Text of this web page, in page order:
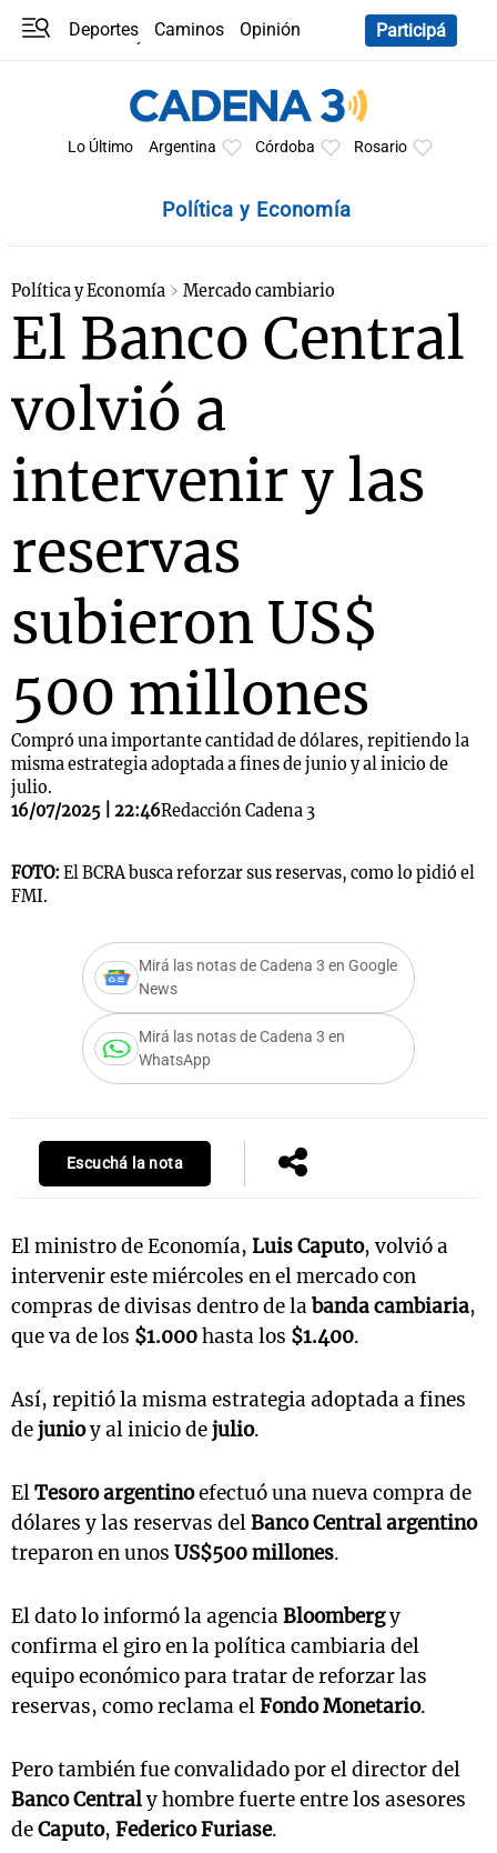
Deportes Caminos
Opinión
Participá
Lo Último Argentina Córdoba Rosario
Política y Economía
Política y Economía Mercado cambiario
El Banco Central
volvió a
intervenir y las
reservas
subieron US$
500 millones
Compró una importante cantidad de dólares, repitiendo la
misma estrategia adoptada a fines de junio y al inicio de
julio.
16/07/2025 | 22:46Redacción Cadena 3
FOTO: El BCRA busca reforzar sus reservas, como lo pidió el
FMI.
Mirá las notas de Cadena 3 en Google
News
Mirá las notas de Cadena 3 en
WhatsApp
Escuchá la nota
El ministro de Economía, Luis Caputo, volvió a
intervenir este miércoles en el mercado con
compras de divisas dentro de labanda cambiaria,
que va de los $1.000hasta los $1.400.
Así, repitió la misma estrategia adoptada a fines
dejunioy al inicio dejulio.
ElTesoro argentinoefectuó una nueva compra de
dólares y las reservas delBanco Central argentino
treparon en unos US$500 millones.
El dato lo informó la agenciaBloombergy
confirma el giro en la política cambiaria del
equipo económico para tratar de reforzar las
reservas, como reclama elFondo Monetario.
Pero también fue convalidado por el director del
Banco Centraly hombre fuerte entre los asesores
deCaputo, Federico Furiase.
Mundial 2026
Notas